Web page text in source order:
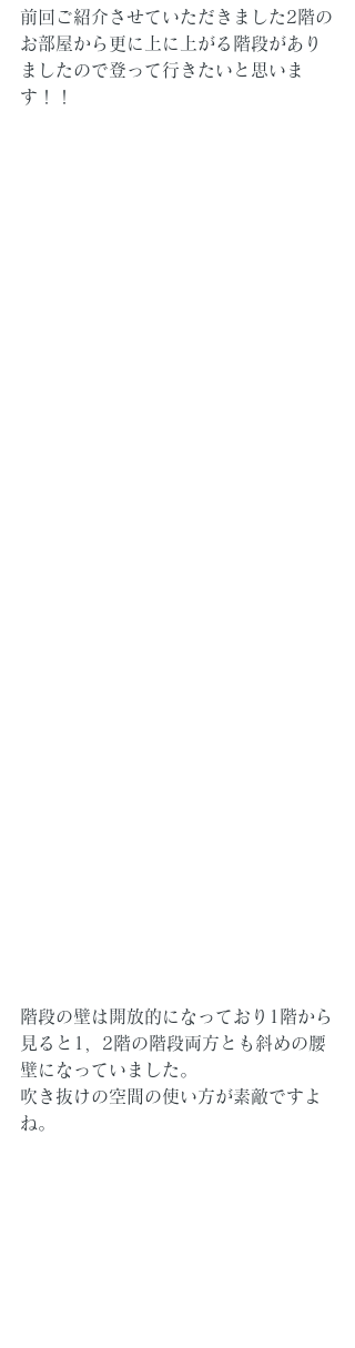
前回ご紹介させていただきました2階の
お部屋から更に上に上がる階段があり
ましたので登って行きたいと思いま
す！！
階段の壁は開放的になっており1階から
見ると1，2階の階段両方とも斜めの腰
壁になっていました。
吹き抜けの空間の使い方が素敵ですよ
ね。